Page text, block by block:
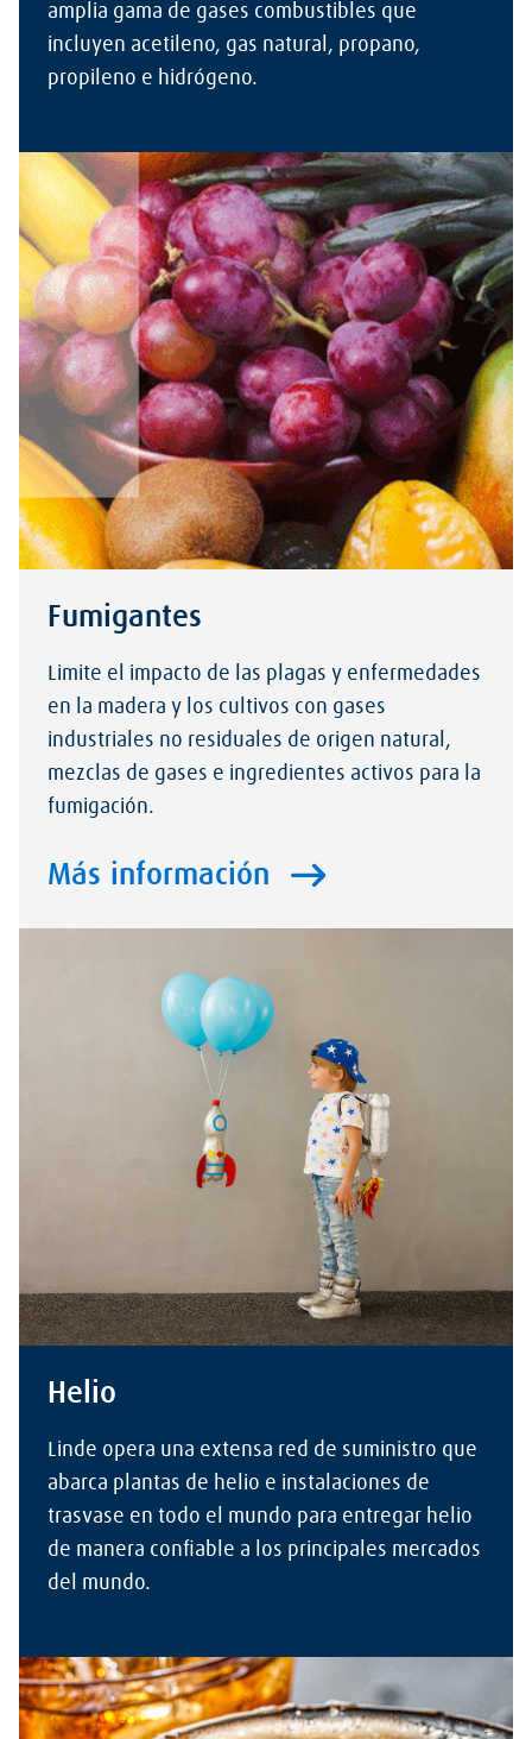
amplia gama de gases combustibles que
incluyen acetileno, gas natural, propano,
propileno e hidrógeno.
Fumigantes
Limite el impacto de las plagas y enfermedades
en la madera y los cultivos con gases
industriales no residuales de origen natural,
mezclas de gases e ingredientes activos para la
fumigación.
Más información
Helio
Linde opera una extensa red de suministro que
abarca plantas de helio e instalaciones de
trasvase en todo el mundo para entregar helio
de manera confiable a los principales mercados
del mundo.